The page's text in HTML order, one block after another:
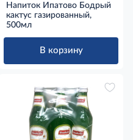
Напиток Ипатово Бодрый
кактус газированный,
500мл
В корзину